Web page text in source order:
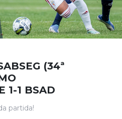
(34ª
1-1 BSAD
partida!